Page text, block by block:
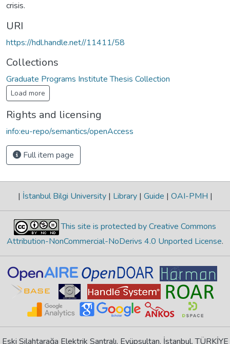
crisis.
URI
https://hdl.handle.net//11411/58
Collections
Graduate Programs Institute Thesis Collection
Load more
Rights and licensing
info:eu-repo/semantics/openAccess
Full item page
| İstanbul Bilgi University | Library | Guide | OAI-PMH |
This site is protected by Creative Commons
Attribution-NonCommercial-NoDerivs 4.0 Unported License.
Eski Silahtarağa Elektrik Santralı, Eyüpsultan, İstanbul, TÜRKİYE